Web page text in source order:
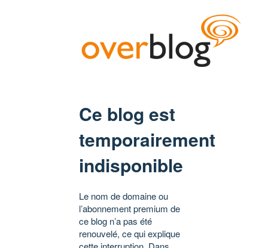
Ce blog est
temporairement
indisponible
Le nom de domaine ou
l’abonnement premium de
ce blog n’a pas été
renouvelé, ce qui explique